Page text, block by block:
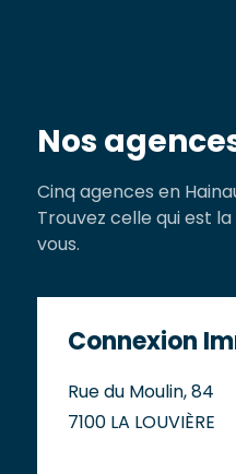
Nos
Cinq agences en
Trouvez celle qui est
vous.
Connexion
Rue du Moulin, 84
7100 LA LOUVIÈRE